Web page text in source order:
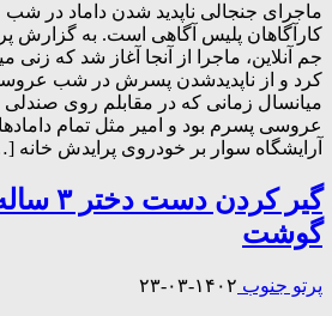
ماجرای جنجالی ناپدید شدن داماد در
کارآگاهان پلیس آگاهی است. به گزارش
جم آنلاین، ماجرا از آنجا آغاز شد که زنی
کرد و از ناپدیدشدن پسرش در شب
میانسال زمانی که در مقابلم روی
عروسی پسرم بود و امیر مثل تمام
آرایشگاه سوار بر خودروی پرایدش خانه
گیر
گوشت
پرتو جنوب ۱۴۰۲-۰۳-۲۳